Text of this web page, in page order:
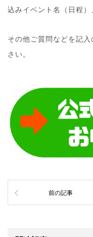
込みイベント名（日程）
その他ご質問などを記
さい。
前の記事